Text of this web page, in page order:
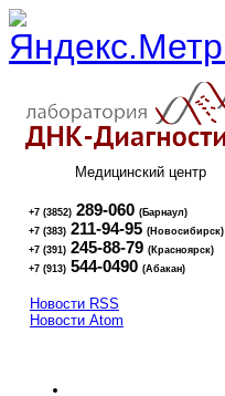
Медицинский центр
+7 (3852) 289-060 (Барнаул)
+7 (383) 211-94-95 (Новосибирск)
+7 (391) 245-88-79 (Красноярск)
+7 (913) 544-0490 (Абакан)
Новости RSS
Новости Atom